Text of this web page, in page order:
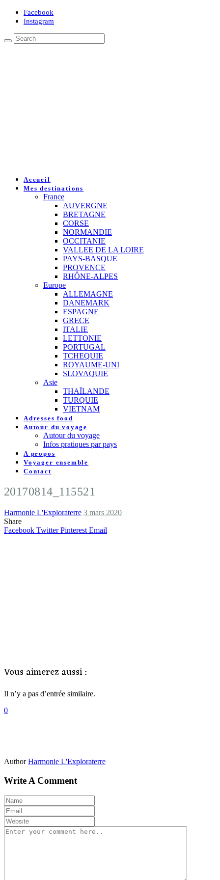
Facebook
Instagram
Accueil
Mes destinations
France
AUVERGNE
BRETAGNE
CORSE
NORMANDIE
OCCITANIE
VALLEE DE LA LOIRE
PAYS-BASQUE
PROVENCE
RHÔNE-ALPES
Europe
ALLEMAGNE
DANEMARK
ESPAGNE
GRECE
ITALIE
LETTONIE
PORTUGAL
TCHEQUIE
ROYAUME-UNI
SLOVAQUIE
Asie
THAÏLANDE
TURQUIE
VIETNAM
Adresses food
Autour du voyage
Autour du voyage
Infos pratiques par pays
A propos
Voyager ensemble
Contact
20170814_115521
Harmonie L'Exploraterre 3 mars 2020
Share
Facebook Twitter Pinterest Email
Vous aimerez aussi :
Il n’y a pas d’entrée similaire.
0
Author Harmonie L'Exploraterre
Write A Comment